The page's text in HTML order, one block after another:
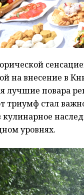
на внесение в
лучшие повара
триумф стал
кулинарное
уровнях.